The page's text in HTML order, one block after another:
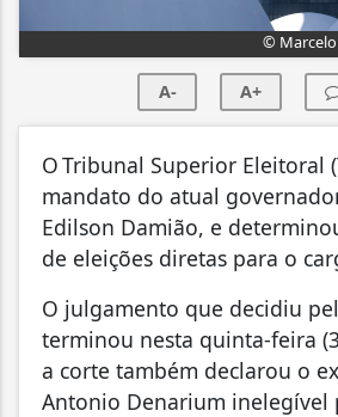
© Marcelo
A- A+
O Tribunal Superior Eleitoral
mandato do atual
Edilson Damião, e
de eleições diretas para o
O julgamento que decidiu
terminou nesta quinta-feira
a corte também declarou o
Antonio Denarium inelegível